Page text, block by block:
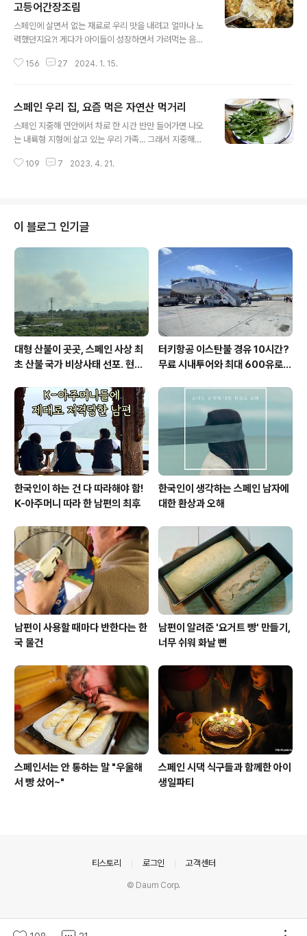
고등어간장조림
스페인에 살면서 없는 재료로 우리 맛을 내려고 얼마나 노
력했던지요?! 게다가 아이들이 성장하면서 가려먹는 음식
보기 힘들었습니다. 한 마디로 음식 골고루 섭취하라고 노
어른도 그랬듯이 아마 나이 들면, 입맛도 바뀌고 또 좋아하
는 음식도 생겨날 터이니... 그리 큰 걱정은 하지 않겠습니
다. 그런데 제 요리 역사 중에... 그래도 길이길이 남을 어린
인 캔고등어간장조림을 소개하겠습니다. 어린이들이 한 번
156 27 2024. 1. 15.
스페인 우리 집, 요즘 먹은 자연산 먹거리
스페인 지중해 연안에서 차로 한 시간 반만 들어가면 나오
는 내륙형 지형에 살고 있는 우리 가족... 그래서 지중해와
떤 느낌과는 거리가 좀 멀기도 합니다. 물론 이 내륙형 문화
인 봄 날씨에 왜 그곳은 두꺼운 옷만 입고 있느냐 물어보시
는 분도 있습니다. 한국도 그렇듯이 스페인도 지방마다 계
절, 기후, 먹거리 등이 무척이나 다르답니다. ☺️ 어쨌거나
요즘 우리가 사는 해발 1,200m의 평야에서도 조금씩 나물
이 나오고 있습니다. 아시는 분은 아시고 모르시는 분은 모
109 7 2023. 4. 21.
이 블로그 인기글
대형 산불이 곳곳, 스페인 사상 최
초 산불 국가 비상사태 선포. 현지
터키항공 이스탄불 경유 10시간?
무료 시내투어와 최대 600유로
한국인이 하는 건 다 따라해야 함!
K-아주머니 따라 한 남편의 최후
한국인이 생각하는 스페인 남자에
대한 환상과 오해
남편이 사용할 때마다 반한다는 한
국 물건
남편이 알려준 '요거트 빵' 만들기,
너무 쉬워 화날 뻔
스페인서는 안 통하는 말 "우울해
서 빵 샀어~"
스페인 시댁 식구들과 함께한 아이
생일파티
티스토리 로그인 고객센터
© Daum Corp.